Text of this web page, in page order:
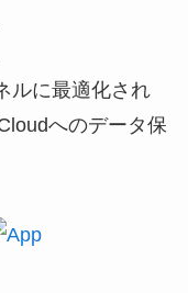
ルに最適化され
へのデータ保